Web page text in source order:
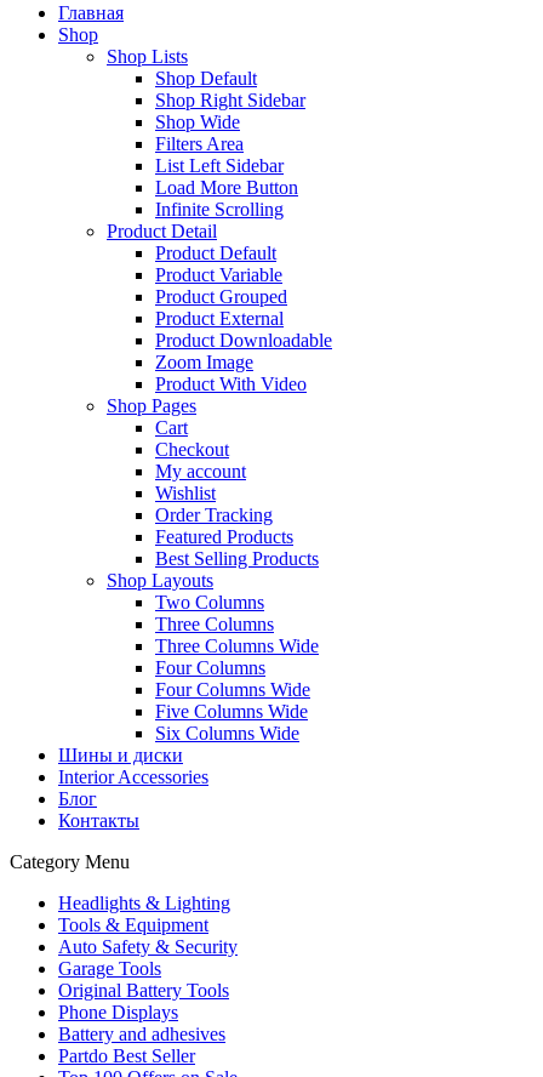
Главная
Shop
Shop Lists
Shop Default
Shop Right Sidebar
Shop Wide
Filters Area
List Left Sidebar
Load More Button
Infinite Scrolling
Product Detail
Product Default
Product Variable
Product Grouped
Product External
Product Downloadable
Zoom Image
Product With Video
Shop Pages
Cart
Checkout
My account
Wishlist
Order Tracking
Featured Products
Best Selling Products
Shop Layouts
Two Columns
Three Columns
Three Columns Wide
Four Columns
Four Columns Wide
Five Columns Wide
Six Columns Wide
Шины и диски
Interior Accessories
Блог
Контакты
Category Menu
Headlights & Lighting
Tools & Equipment
Auto Safety & Security
Garage Tools
Original Battery Tools
Phone Displays
Battery and adhesives
Partdo Best Seller